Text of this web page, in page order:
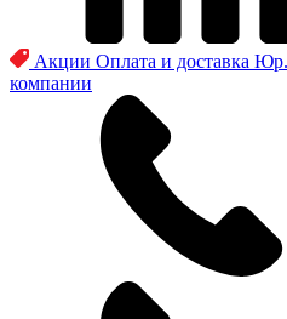
Акции Оплата и доставка Юр.
компании